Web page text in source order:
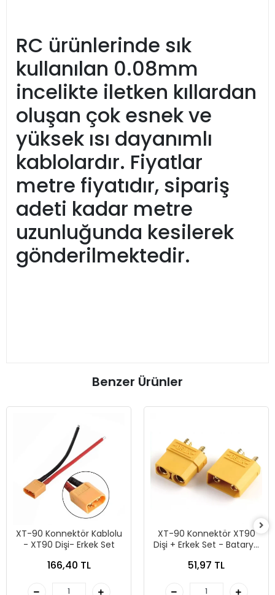
RC ürünlerinde sık
kullanılan 0.08mm
incelikte iletken kıllardan
oluşan çok esnek ve
yüksek ısı dayanımlı
kablolardır. Fiyatlar
metre fiyatıdır, sipariş
adeti kadar metre
uzunluğunda kesilerek
gönderilmektedir.
Benzer Ürünler
XT-90 Konnektör Kablolu
- XT90 Dişi- Erkek Set
166,40 TL
XT-90 Konnektör XT90
Dişi + Erkek Set - Batarya
51,97 TL